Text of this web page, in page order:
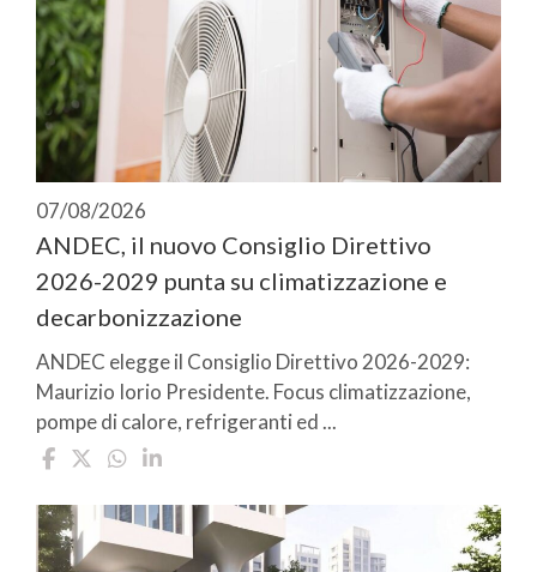
07/08/2026
ANDEC, il nuovo Consiglio Direttivo
2026-2029 punta su climatizzazione e
decarbonizzazione
ANDEC elegge il Consiglio Direttivo 2026-2029:
Maurizio Iorio Presidente. Focus climatizzazione,
pompe di calore, refrigeranti ed ...